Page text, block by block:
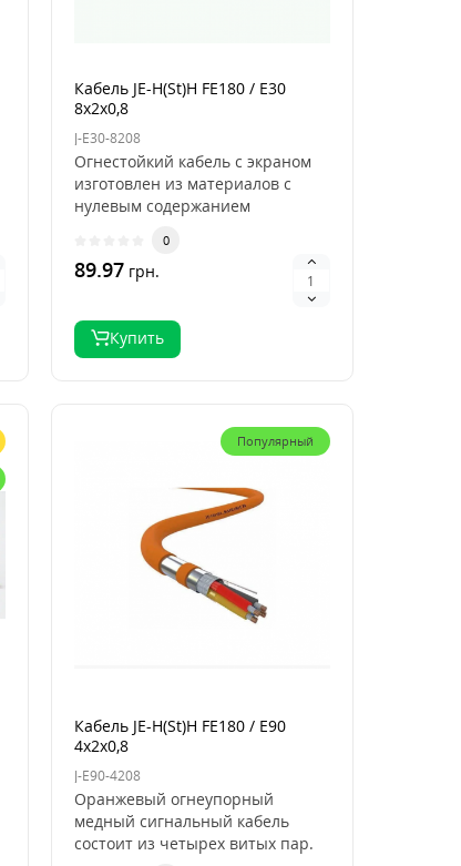
Кабель JE-H(St)H FE180 / E30
8x2x0,8
J-E30-8208
Огнестойкий кабель с экраном
изготовлен из материалов с
нулевым содержанием
0
89.97 грн.
Купить
Популярный
Кабель JE-H(St)H FE180 / E90
4x2x0,8
J-E90-4208
Оранжевый огнеупорный
медный сигнальный кабель
состоит из четырех витых пар.